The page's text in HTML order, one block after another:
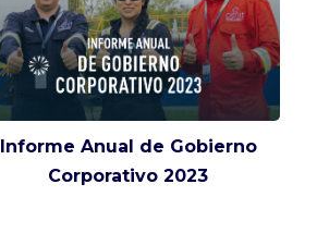
Informe Anual de Gobierno
Corporativo 2023